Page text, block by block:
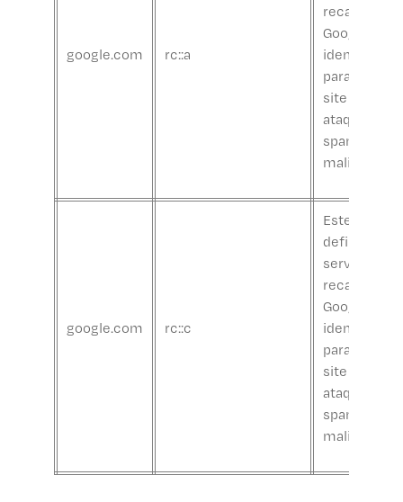
google.com rc::a
recaptcha
Google para
identificar
para
site contra
ataques de
spam
maliciosos.
google.com rc::c
Este cookie
definido
serviço
recaptcha
Google para
identificar
para
site contra
ataques de
spam
maliciosos.